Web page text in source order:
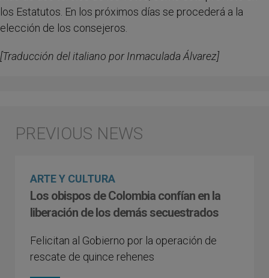
los Estatutos. En los próximos días se procederá a la
elección de los consejeros.
[Traducción del italiano por Inmaculada Álvarez]
ARTE Y CULTURA
Los obispos de Colombia confían en la
liberación de los demás secuestrados
Felicitan al Gobierno por la operación de
rescate de quince rehenes